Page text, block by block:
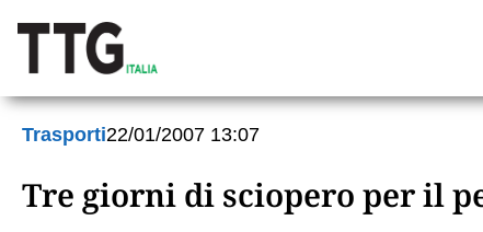
Trasporti22/01/2007 13:07
Tre giorni di sciopero per il